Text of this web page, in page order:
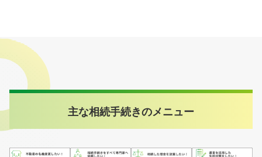
主な相続手続きのメニュー